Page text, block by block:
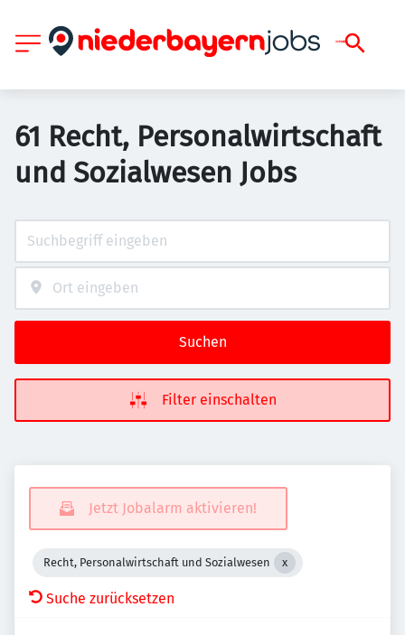
61 Recht, Personalwirtschaft
und Sozialwesen Jobs
Suchen
Filter einschalten
Jetzt Jobalarm aktivieren!
Recht, Personalwirtschaft und Sozialwesen
Suche zurücksetzen